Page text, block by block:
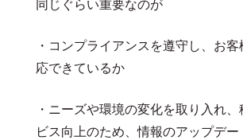
同じぐらい重要なのが
・コンプライアンスを遵守し、お
応できているか
・ニーズや環境の変化を取り入れ
ビス向上のため、情報のアップデ